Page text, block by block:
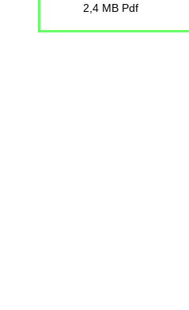
2,4 MB Pdf